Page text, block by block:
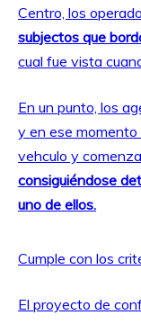
Centro, los
subjectos que
cual fue vista
En un punto, los
y en ese
vehculo y
consiguiéndose
uno de ellos.
Cumple con los
El proyecto de